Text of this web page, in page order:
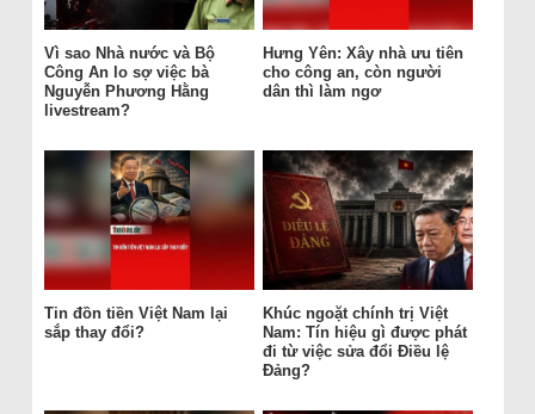
Vì sao Nhà nước và Bộ
Công An lo sợ việc bà
Nguyễn Phương Hằng
livestream?
Hưng Yên: Xây nhà ưu tiên
cho công an, còn người
dân thì làm ngơ
Tin đồn tiền Việt Nam lại
sắp thay đổi?
Khúc ngoặt chính trị Việt
Nam: Tín hiệu gì được phát
đi từ việc sửa đổi Điều lệ
Đảng?